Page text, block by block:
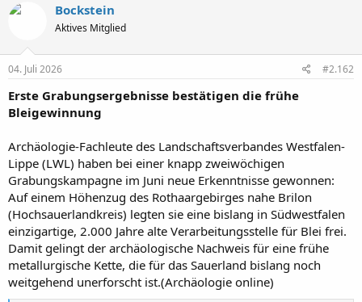
n
e
:
Bockstein
Aktives Mitglied
04. Juli 2026 #2.162
Erste Grabungsergebnisse bestätigen die frühe
Bleigewinnung
Archäologie-Fachleute des Landschaftsverbandes Westfalen-
Lippe (LWL) haben bei einer knapp zweiwöchigen
Grabungskampagne im Juni neue Erkenntnisse gewonnen:
Auf einem Höhenzug des Rothaargebirges nahe Brilon
(Hochsauerlandkreis) legten sie eine bislang in Südwestfalen
einzigartige, 2.000 Jahre alte Verarbeitungsstelle für Blei frei.
Damit gelingt der archäologische Nachweis für eine frühe
metallurgische Kette, die für das Sauerland bislang noch
weitgehend unerforscht ist.(Archäologie online)